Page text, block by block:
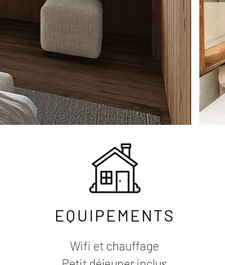
EQUIPEMENTS
Wifi et chauffage